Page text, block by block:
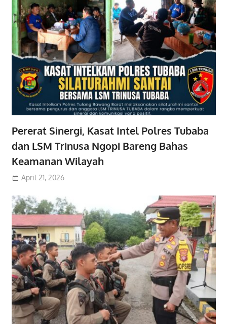
Pererat Sinergi, Kasat Intel Polres Tubaba
dan LSM Trinusa Ngopi Bareng Bahas
Keamanan Wilayah
April 21, 2026